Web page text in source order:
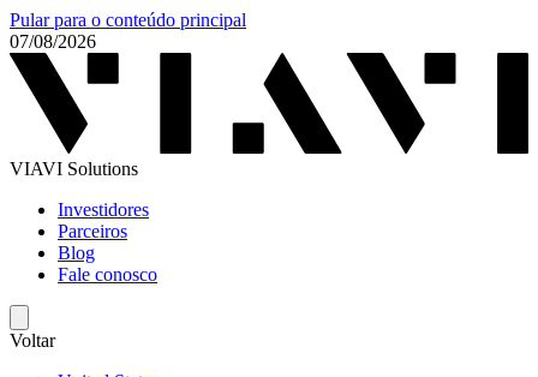
Pular para o conteúdo principal
07/08/2026
VIAVI Solutions
Investidores
Parceiros
Blog
Fale conosco
Voltar